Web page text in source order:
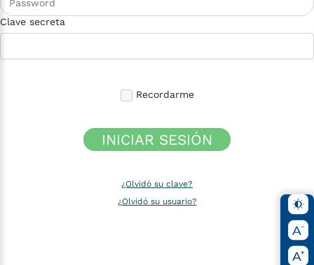
Clave secreta
Recordarme
INICIAR SESIÓN
¿Olvidó su clave?
¿Olvidó su usuario?